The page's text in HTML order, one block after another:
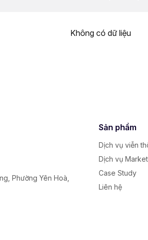
Không có dữ liệu
Phường Yên Hoà,
Sản phẩm
Dịch vụ viễn
Dịch vụ
Case Study
Liên hệ